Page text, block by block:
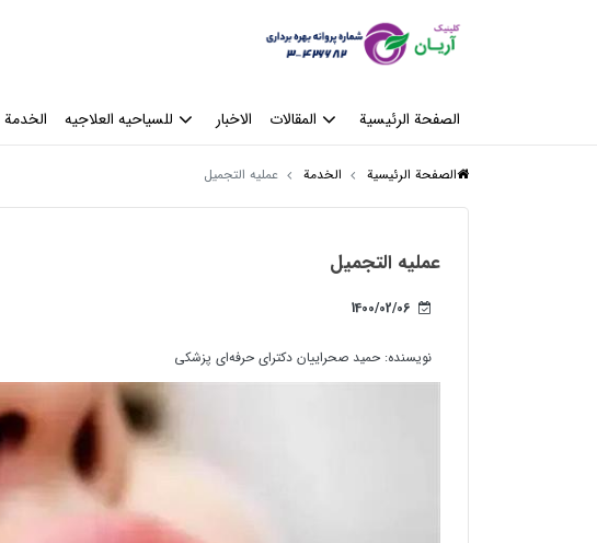
الصفحة الرئيسية المقالات الاخبار للسیاحیه العلاجیه الخدمة
الصفحة الرئيسية الخدمة عملیه التجمیل
عملیه التجمیل
1400/02/06
نویسنده: حمید صحراییان دکترای حرفه‌ای پزشکی